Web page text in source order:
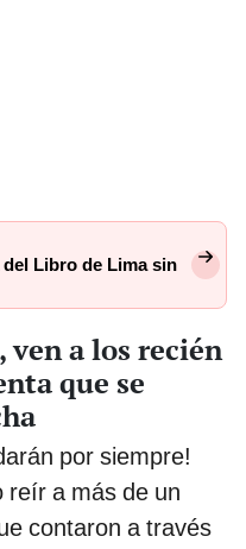
Libro de Lima sin
ven a los recién
que se
por siempre!
reír a más de un
contaron a través